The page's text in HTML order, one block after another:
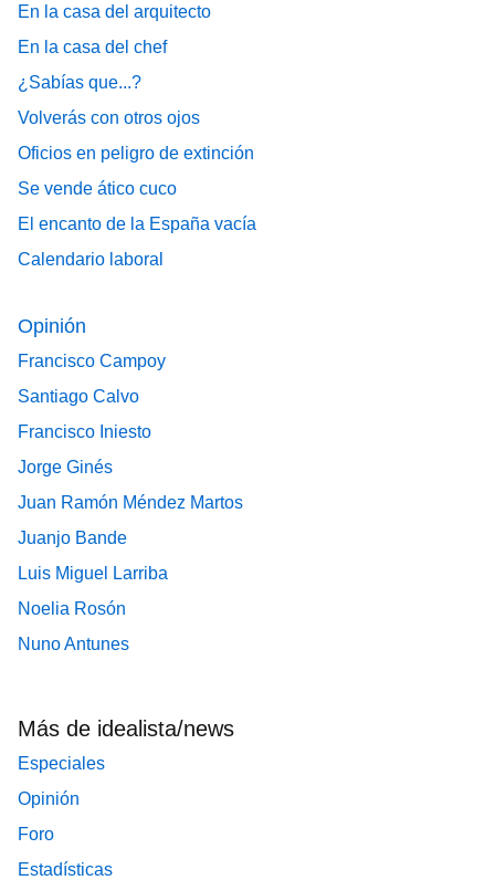
En la casa del arquitecto
En la casa del chef
¿Sabías que...?
Volverás con otros ojos
Oficios en peligro de extinción
Se vende ático cuco
El encanto de la España vacía
Calendario laboral
Opinión
Francisco Campoy
Santiago Calvo
Francisco Iniesto
Jorge Ginés
Juan Ramón Méndez Martos
Juanjo Bande
Luis Miguel Larriba
Noelia Rosón
Nuno Antunes
Más de idealista/news
Especiales
Opinión
Foro
Estadísticas